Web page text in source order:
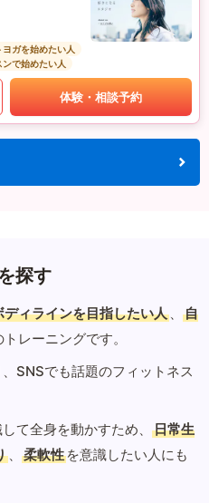
ヨガを始めたい人
で始めたい人
体験・相談予約
探す
ィラインを目指したい人 、
自
レーニングです。
SNSでも話題のフィットネス
て全身を動かすため、
日常生
、 柔軟性 を意識したい人にも